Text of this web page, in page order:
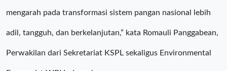
mengarah pada transformasi sistem pangan nasional lebih
adil, tangguh, dan berkelanjutan,” kata Romauli Panggabean,
Perwakilan dari Sekretariat KSPL sekaligus Environmental